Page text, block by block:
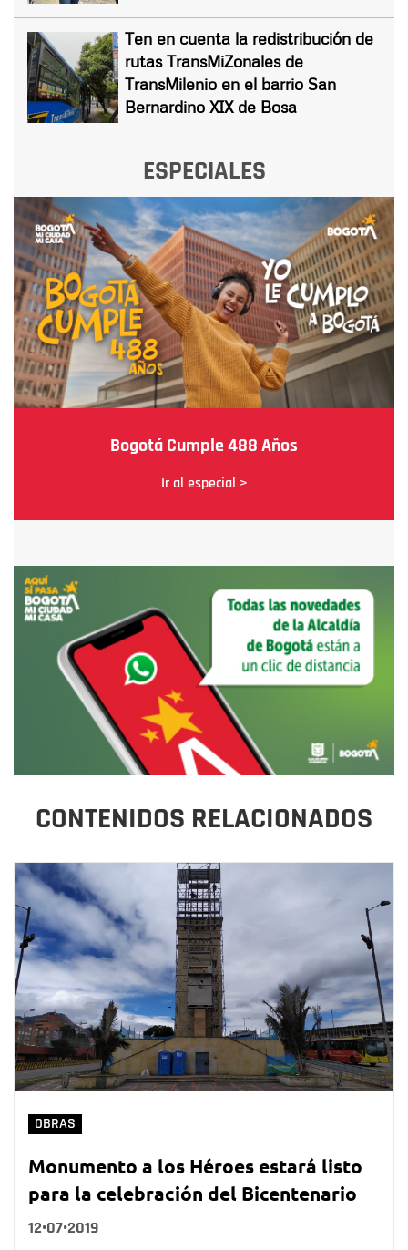
Ten en cuenta la redistribución de
rutas TransMiZonales de
TransMilenio en el barrio San
Bernardino XIX de Bosa
ESPECIALES
Bogotá Cumple 488 Años
Ir al especial >
CONTENIDOS RELACIONADOS
OBRAS
Monumento a los Héroes estará listo
para la celebración del Bicentenario
12•07•2019